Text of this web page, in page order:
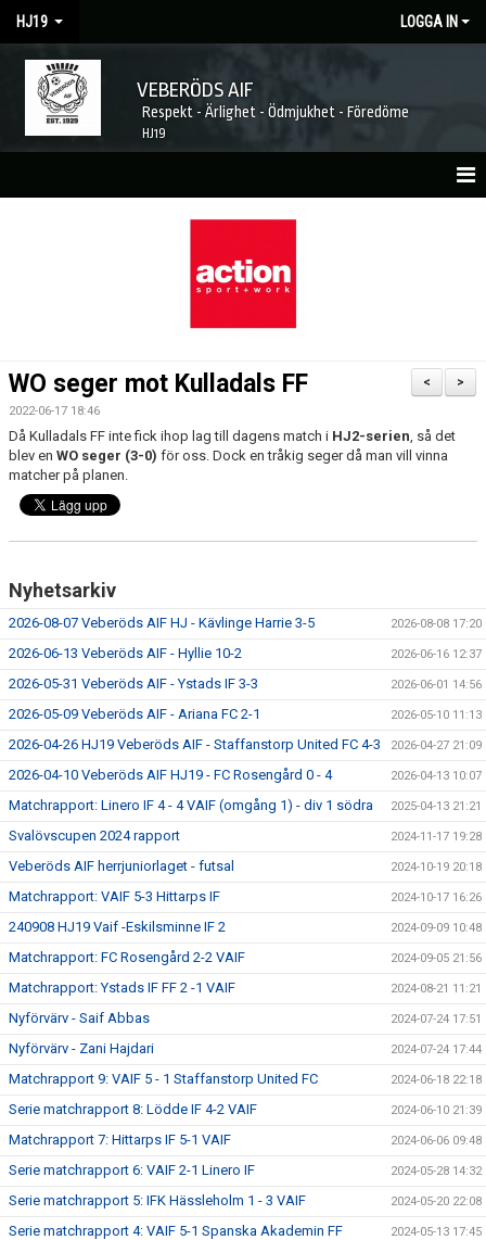
HJ19 LOGGA IN
VEBERÖDS AIF
Respekt - Ärlighet - Ödmjukhet - Föredöme
HJ19
TRUPPEN
KONTAKT
>
<
WO seger mot Kulladals FF
2022-06-17 18:46
Då Kulladals FF inte fick ihop lag till dagens match i HJ2-serien, så det
blev en WO seger (3-0) för oss. Dock en tråkig seger då man vill vinna
matcher på planen.
Nyhetsarkiv
2026-08-07 Veberöds AIF HJ - Kävlinge Harrie 3-5 2026-08-08 17:20
2026-06-13 Veberöds AIF - Hyllie 10-2 2026-06-16 12:37
2026-05-31 Veberöds AIF - Ystads IF 3-3 2026-06-01 14:56
2026-05-09 Veberöds AIF - Ariana FC 2-1 2026-05-10 11:13
2026-04-26 HJ19 Veberöds AIF - Staffanstorp United FC 4-3 2026-04-27 21:09
2026-04-10 Veberöds AIF HJ19 - FC Rosengård 0 - 4 2026-04-13 10:07
Matchrapport: Linero IF 4 - 4 VAIF (omgång 1) - div 1 södra 2025-04-13 21:21
Svalövscupen 2024 rapport 2024-11-17 19:28
Veberöds AIF herrjuniorlaget - futsal 2024-10-19 20:18
Matchrapport: VAIF 5-3 Hittarps IF 2024-10-17 16:26
240908 HJ19 Vaif -Eskilsminne IF 2 2024-09-09 10:48
Matchrapport: FC Rosengård 2-2 VAIF 2024-09-05 21:56
Matchrapport: Ystads IF FF 2 -1 VAIF 2024-08-21 11:21
Nyförvärv - Saif Abbas 2024-07-24 17:51
Nyförvärv - Zani Hajdari 2024-07-24 17:44
Matchrapport 9: VAIF 5 - 1 Staffanstorp United FC 2024-06-18 22:18
Serie matchrapport 8: Lödde IF 4-2 VAIF 2024-06-10 21:39
Matchrapport 7: Hittarps IF 5-1 VAIF 2024-06-06 09:48
Serie matchrapport 6: VAIF 2-1 Linero IF 2024-05-28 14:32
Serie matchrapport 5: IFK Hässleholm 1 - 3 VAIF 2024-05-20 22:08
Serie matchrapport 4: VAIF 5-1 Spanska Akademin FF 2024-05-13 17:45